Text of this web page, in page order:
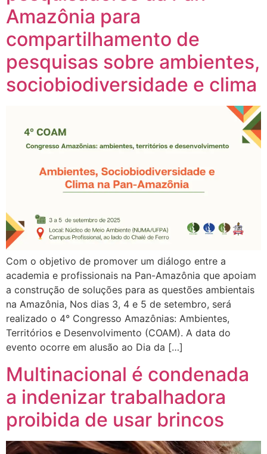
Amazônia para
compartilhamento de
pesquisas sobre ambientes,
sociobiodiversidade e clima
Com o objetivo de promover um diálogo entre a
academia e profissionais na Pan-Amazônia que apoiam
a construção de soluções para as questões ambientais
na Amazônia, Nos dias 3, 4 e 5 de setembro, será
realizado o 4° Congresso Amazônias: Ambientes,
Territórios e Desenvolvimento (COAM). A data do
evento ocorre em alusão ao Dia da […]
Multinacional é condenada
a indenizar trabalhadora
proibida de usar brincos